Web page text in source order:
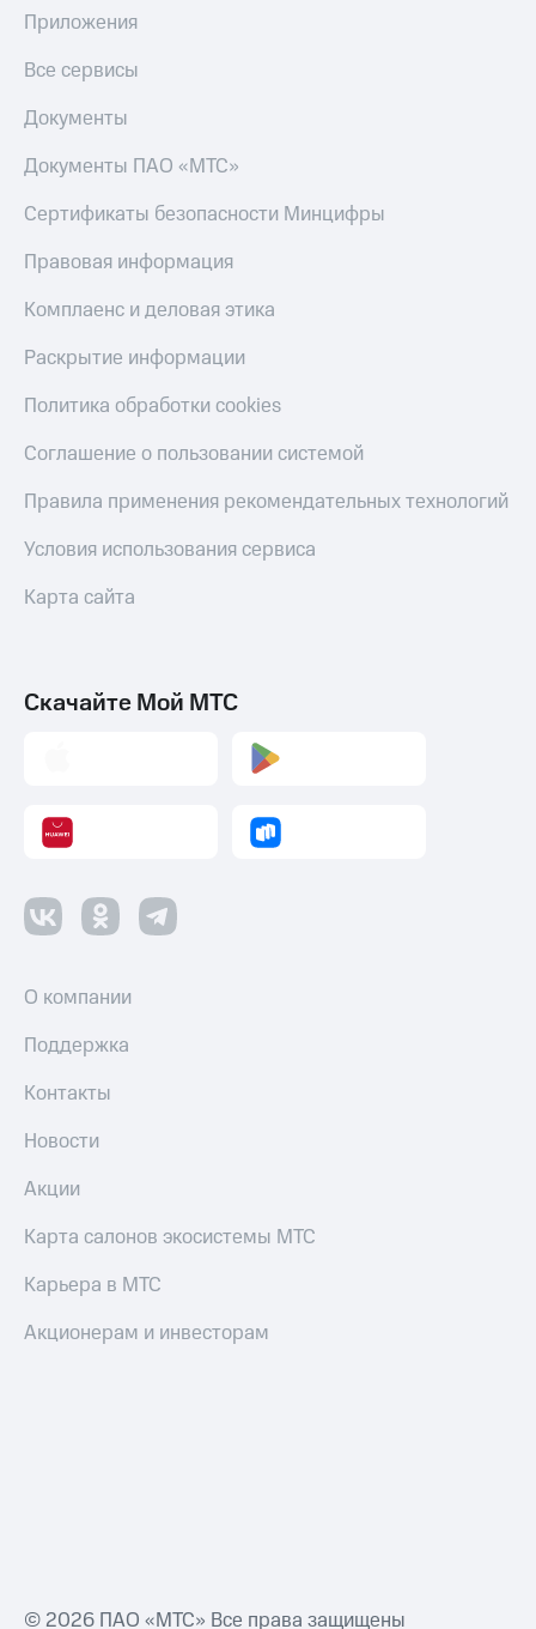
Приложения
Все сервисы
Документы
Документы ПАО «МТС»
Сертификаты безопасности Минцифры
Правовая информация
Комплаенс и деловая этика
Раскрытие информации
Политика обработки cookies
Соглашение о пользовании системой
Правила применения рекомендательных технологий
Условия использования сервиса
Карта сайта
Скачайте Мой МТС
О компании
Поддержка
Контакты
Новости
Акции
Карта салонов экосистемы МТС
Карьера в МТС
Акционерам и инвесторам
© 2026 ПАО «МТС» Все права защищены